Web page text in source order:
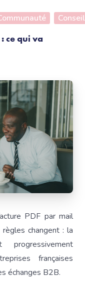
Conseil
ce qui va
PDF par mail
changent : la
progressivement
françaises
échanges B2B.